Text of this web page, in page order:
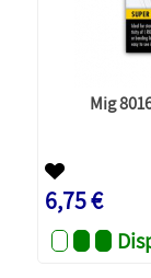
Mig
6,75 €